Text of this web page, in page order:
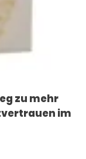
zu mehr
im